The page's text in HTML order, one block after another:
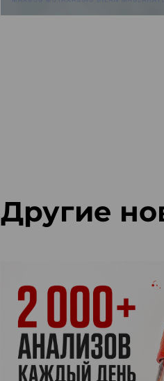
Другие